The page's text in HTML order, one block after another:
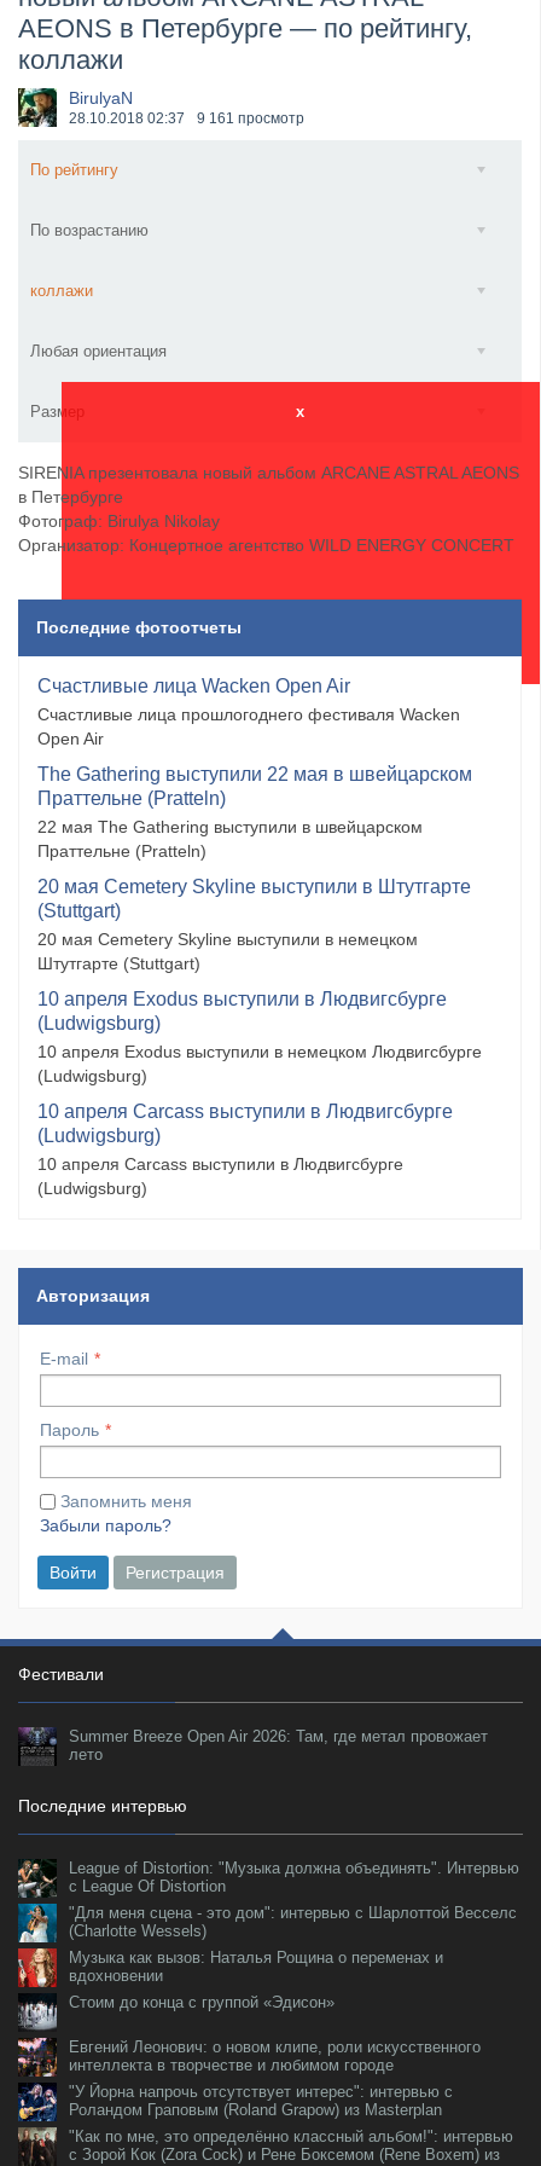
XANDRIA представили новый сингл под названием «...
AEONS в Петербурге — по рейтингу,
коллажи
BirulyaN
28.10.2018 02:37 9 161 просмотр
По рейтингу
По возрастанию
коллажи
Любая ориентация
Размер x
SIRENIA презентовала новый альбом ARCANE ASTRAL AEONS
в Петербурге
Фотограф: Birulya Nikolay
Организатор: Концертное агентство WILD ENERGY CONCERT
Последние фотоотчеты
Счастливые лица Wacken Open Air
Счастливые лица прошлогоднего фестиваля Wacken
Open Air
The Gathering выступили 22 мая в швейцарском
Праттельне (Pratteln)
22 мая The Gathering выступили в швейцарском
Праттельне (Pratteln)
20 мая Cemetery Skyline выступили в Штутгарте
(Stuttgart)
20 мая Cemetery Skyline выступили в немецком
Штутгарте (Stuttgart)
10 апреля Exodus выступили в Людвигсбурге
(Ludwigsburg)
10 апреля Exodus выступили в немецком Людвигсбурге
(Ludwigsburg)
10 апреля Carcass выступили в Людвигсбурге
(Ludwigsburg)
10 апреля Carcass выступили в Людвигсбурге
(Ludwigsburg)
Авторизация
E-mail
Пароль
Запомнить меня
Забыли пароль?
Войти Регистрация
Фестивали
Summer Breeze Open Air 2026: Там, где метал провожает
лето
Последние интервью
League of Distortion: "Музыка должна объединять". Интервью
с League Of Distortion
"Для меня сцена - это дом": интервью с Шарлоттой Весселс
(Charlotte Wessels)
Музыка как вызов: Наталья Рощина о переменах и
вдохновении
Стоим до конца с группой «Эдисон»
Евгений Леонович: о новом клипе, роли искусственного
интеллекта в творчестве и любимом городе
"У Йорна напрочь отсутствует интерес": интервью с
Роландом Граповым (Roland Grapow) из Masterplan
"Как по мне, это определённо классный альбом!": интервью
с Зорой Кок (Zora Cock) и Рене Боксемом (Rene Boxem) из